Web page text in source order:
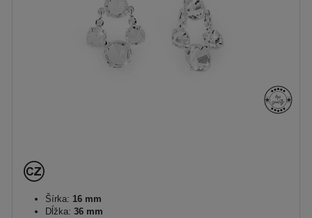
Šírka: 16 mm
Dĺžka: 36 mm